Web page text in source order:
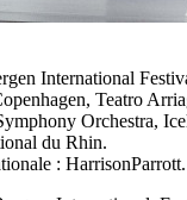
International
Teatro
Orchestra,
du Rhin.
: HarrisonParrott.